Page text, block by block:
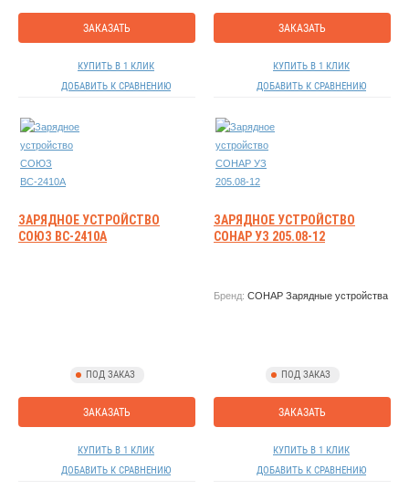
ЗАКАЗАТЬ
КУПИТЬ В 1 КЛИК
ДОБАВИТЬ К СРАВНЕНИЮ
ЗАКАЗАТЬ
КУПИТЬ В 1 КЛИК
ДОБАВИТЬ К СРАВНЕНИЮ
ЗАРЯДНОЕ УСТРОЙСТВО
СОЮЗ ВС-2410А
ПОД ЗАКАЗ
ЗАКАЗАТЬ
КУПИТЬ В 1 КЛИК
ДОБАВИТЬ К СРАВНЕНИЮ
ЗАРЯДНОЕ УСТРОЙСТВО
СОНАР УЗ 205.08-12
Бренд: СОНАР Зарядные устройства
ПОД ЗАКАЗ
ЗАКАЗАТЬ
КУПИТЬ В 1 КЛИК
ДОБАВИТЬ К СРАВНЕНИЮ